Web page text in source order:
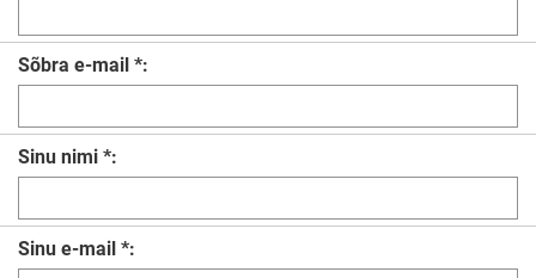
Sõbra e-mail *:
Sinu nimi *:
Sinu e-mail *: